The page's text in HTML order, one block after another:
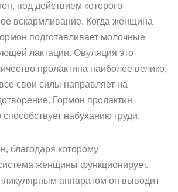
под действием которого
вскармливание. Когда женщина
подготавливает молочные
лактации. Овуляция это
пролактина наиболее велико,
свои силы направляет на
Гормон пролактин
набуханию груди.
благодаря которому
женщины функционирует.
аппаратом он выводит